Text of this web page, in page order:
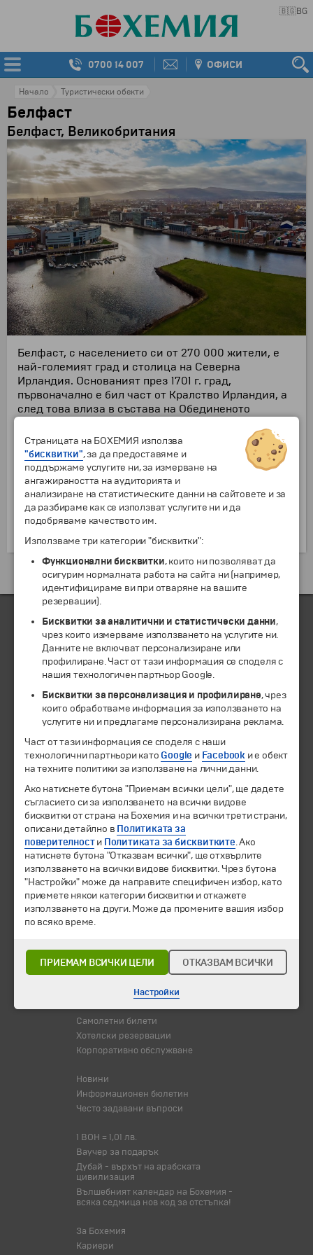
🇧🇬BG
0700 14 007 ОФИСИ
Начало Туристически обекти
Белфаст
Белфаст, Великобритания
Белфаст, с населението си от 270 000 жители, е
най-големият град и столица на Северна
Ирландия. Основаният през 1701 г. град,
първоначално е бил част от Кралство Ирландия, а
след това влиза в състава на Обединеното
независима, Северна Ирландия остава под
английска власт. Една от най-впечатляващите
сгради в града, кметството, е построено през 1906
г. в необароков стил. Основно място за
развлечение, пазаруване и отмора в Белфаст е
площад "Виктория". След дълги ремонтни
дейности, през 2008 г., площадът отново е отворен
за посетителите.
Екскурзии и почивки до Великобритания »
© 1994-2026 Бохемия ООД. Всички права запазени.
Екскурзии и почивки
Направления
Календар
Всички програми от А до Я
Промоции
Горещи оферти
Празници
Оферта на деня
Туристически обекти
Самолетни билети
Хотелски резервации
Корпоративно обслужване
Новини
Информационен бюлетин
Често задавани въпроси
1 BOH = 1,01 лв.
Ваучер за подарък
Дубай - върхът на арабската
цивилизация
Вълшебният календар на Бохемия -
всяка седмица нов код за отстъпка!
За Бохемия
Кариери
Страницата на БОХЕМИЯ използва
"бисквитки", за да предоставяме и
поддържаме услугите ни, за измерване на
ангажираността на аудиторията и
анализиране на статистическите данни на сайтовете и за
да разбираме как се използват услугите ни и да
подобряваме качеството им.
Използваме три категории "бисквитки":
Функционални бисквитки, които ни позволяват да
осигурим нормалната работа на сайта ни (например,
идентифицираме ви при отваряне на вашите
резервации).
Бисквитки за аналитични и статистически данни,
чрез които измерваме използването на услугите ни.
Данните не включват персонализиране или
профилиране. Част от тази информация се споделя с
нашия технологичен партньор Google.
Бисквитки за персонализация и профилиране, чрез
които обработваме информация за използването на
услугите ни и предлагаме персонализирана реклама.
Част от тази информация се споделя с наши
технологични партньори като Google и Facebook и е обект
на техните политики за използване на лични данни.
Ако натиснете бутона "Приемам всички цели", ще дадете
съгласието си за използването на всички видове
бисквитки от страна на Бохемия и на всички трети страни,
описани детайлно в Политиката за
поверителности Политиката за бисквитките. Ако
натиснете бутона "Отказвам всички", ще отхвърлите
използването на всички видове бисквитки. Чрез бутона
"Настройки" може да направите специфичен избор, като
приемете някои категории бисквитки и откажете
използването на други. Може да промените вашия избор
по всяко време.
ПРИЕМАМ ВСИЧКИ ЦЕЛИ ОТКАЗВАМ ВСИЧКИ
Настройки